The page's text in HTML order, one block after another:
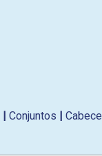
| Conjuntos |